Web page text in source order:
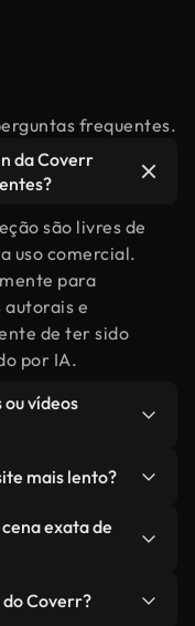
frequentes.
da Coverr
são livres de
uso comercial.
para
e
de ter sido
por IA.
vídeos
com
é claramente
saiba o que
mais lento?
leves e prontos
os
exata de
a cena — como
Coverr?